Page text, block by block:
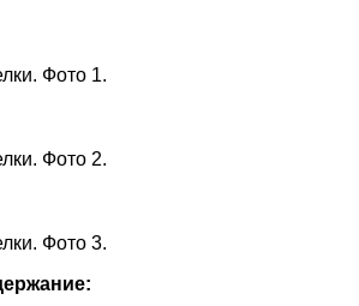
Фото 1.
Фото 2.
Фото 3.